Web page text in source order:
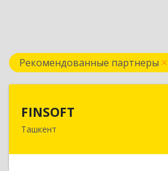
Рекомендованные партнеры
FINSOFT
Ташкент
Узбекистан г.Ташкент ул.